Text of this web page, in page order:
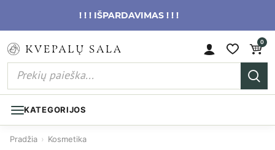
! ! ! IŠPARDAVIMAS ! ! !
0
KATEGORIJOS
Pradžia › Kosmetika